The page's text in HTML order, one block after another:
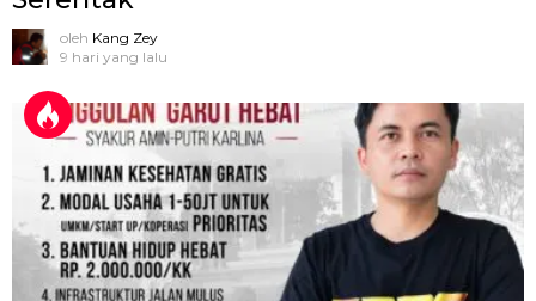
oleh Kang Zey
9 hari yang lalu